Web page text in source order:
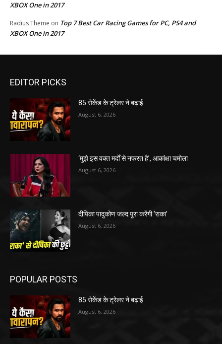
XBOX One in 2017
Radius Theme on Top 7 Best Car Racing Games for PC, PS4 and
XBOX One in 2017
EDITOR PICKS
85 सेकेंड के ट्रेलर ने बढ़ाई
August 6, 2026
‘मुझे इस वक्त मर्दों से नफरत है’, आकांक्षा चमोला
August 6, 2026
दीपिका पादुकोण जल्द पूरा करेंगी ‘राका’
August 6, 2026
POPULAR POSTS
85 सेकेंड के ट्रेलर ने बढ़ाई
August 6, 2026